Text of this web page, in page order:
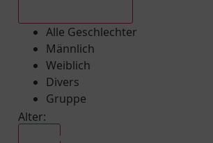
Alle Geschlechter
Männlich
Weiblich
Divers
Gruppe
Alter: